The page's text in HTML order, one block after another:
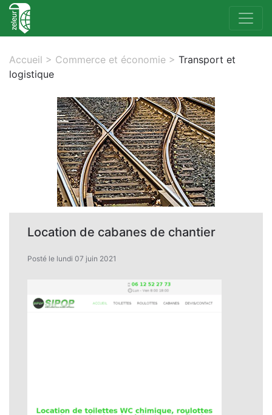
Accueil > Commerce et économie > Transport et
logistique
Location de cabanes de chantier
Posté le lundi 07 juin 2021